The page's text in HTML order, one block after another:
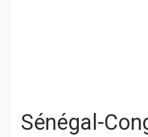
Sénégal-